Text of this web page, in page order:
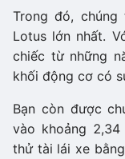
Trong đó,
Lotus lớn nhất.
chiếc từ những
khối động cơ có
Bạn còn được
vào khoảng
thử tài lái xe